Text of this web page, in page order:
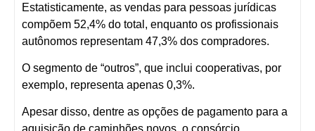
Estatisticamente, as vendas para pessoas jurídicas
compõem 52,4% do total, enquanto os profissionais
autônomos representam 47,3% dos compradores.
O segmento de “outros”, que inclui cooperativas, por
exemplo, representa apenas 0,3%.
Apesar disso, dentre as opções de pagamento para a